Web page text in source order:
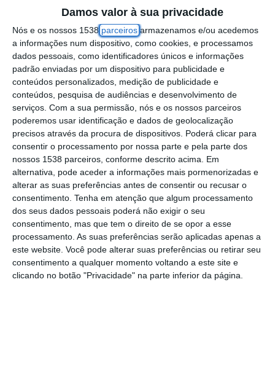
Damos valor à sua privacidade
Nós e os nossos 1538 parceiros armazenamos e/ou acedemos
a informações num dispositivo, como cookies, e processamos
dados pessoais, como identificadores únicos e informações
padrão enviadas por um dispositivo para publicidade e
conteúdos personalizados, medição de publicidade e
conteúdos, pesquisa de audiências e desenvolvimento de
serviços. Com a sua permissão, nós e os nossos parceiros
poderemos usar identificação e dados de geolocalização
precisos através da procura de dispositivos. Poderá clicar para
consentir o processamento por nossa parte e pela parte dos
nossos 1538 parceiros, conforme descrito acima. Em
alternativa, pode aceder a informações mais pormenorizadas e
alterar as suas preferências antes de consentir ou recusar o
consentimento. Tenha em atenção que algum processamento
dos seus dados pessoais poderá não exigir o seu
consentimento, mas que tem o direito de se opor a esse
processamento. As suas preferências serão aplicadas apenas a
este website. Você pode alterar suas preferências ou retirar seu
consentimento a qualquer momento voltando a este site e
clicando no botão "Privacidade" na parte inferior da página.
A Unidade Local de Saúde do Estuário do
Tejo realizou esta sexta-feira a entrega de
duas viaturas elétricas, que ficarão agora
afetas aos Centros de Saúde de Benavente
e Samora Correia, sendo alocadas aos
serviços de apoio domiciliário na área
médica e de enfermagem, o que
representará melhores condições de
mobilidade e uma mais valia para a
prestação deste serviço junto dos utentes.